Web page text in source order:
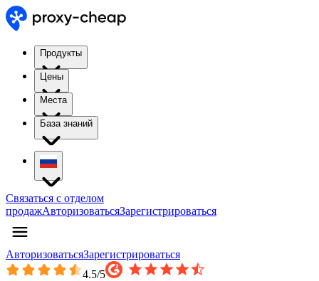
Продукты
Цены
Места
База знаний
Связаться с отделом
продажАвторизоватьсяЗарегистрироваться
АвторизоватьсяЗарегистрироваться
4.5/5